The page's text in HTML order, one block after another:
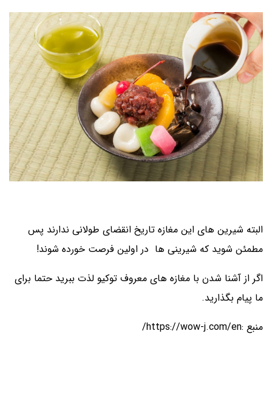
البته شیرین های این مغازه تاریخ انقضای طولانی ندارند پس
مطمئن شوید که شیرینی ها در اولین فرصت خورده شوند!
اگر از آشنا شدن با مغازه های معروف توکیو لذت ببرید حتما برای
ما پیام بگذارید.
منبع :https://wow-j.com/en/